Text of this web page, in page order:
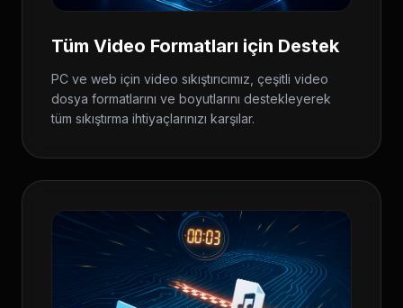
Tüm Video Formatları için Destek
PC ve web için video sıkıştırıcımız, çeşitli video
dosya formatlarını ve boyutlarını destekleyerek
tüm sıkıştırma ihtiyaçlarınızı karşılar.